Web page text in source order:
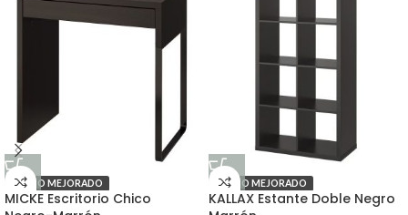
PRECIO MEJORADO
MICKE Escritorio Chico
PRECIO MEJORADO
KALLAX Estante Doble Negro